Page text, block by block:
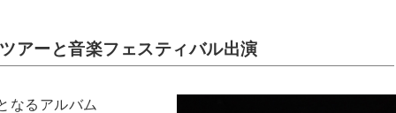
アーと音楽フェスティバル出演
なるアルバム